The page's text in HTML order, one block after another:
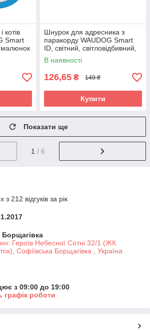
котів
Smart
малюнок
круг, Д
Шнурок для адресника з
паракорду WAUDOG Smart
ID, світний, світловідбивний,
M, Д 4 мм, Д 42-76 см
В наявності
126,65 ₴ 149 ₴
Купити
Показати ще
1 / 6
212 відгуків за рік
Борщагівка
Героїв Небесної Сотні 32/1 (ЖК
Софіївська Борщагівка , Україна
з 09:00 до 19:00
графік роботи